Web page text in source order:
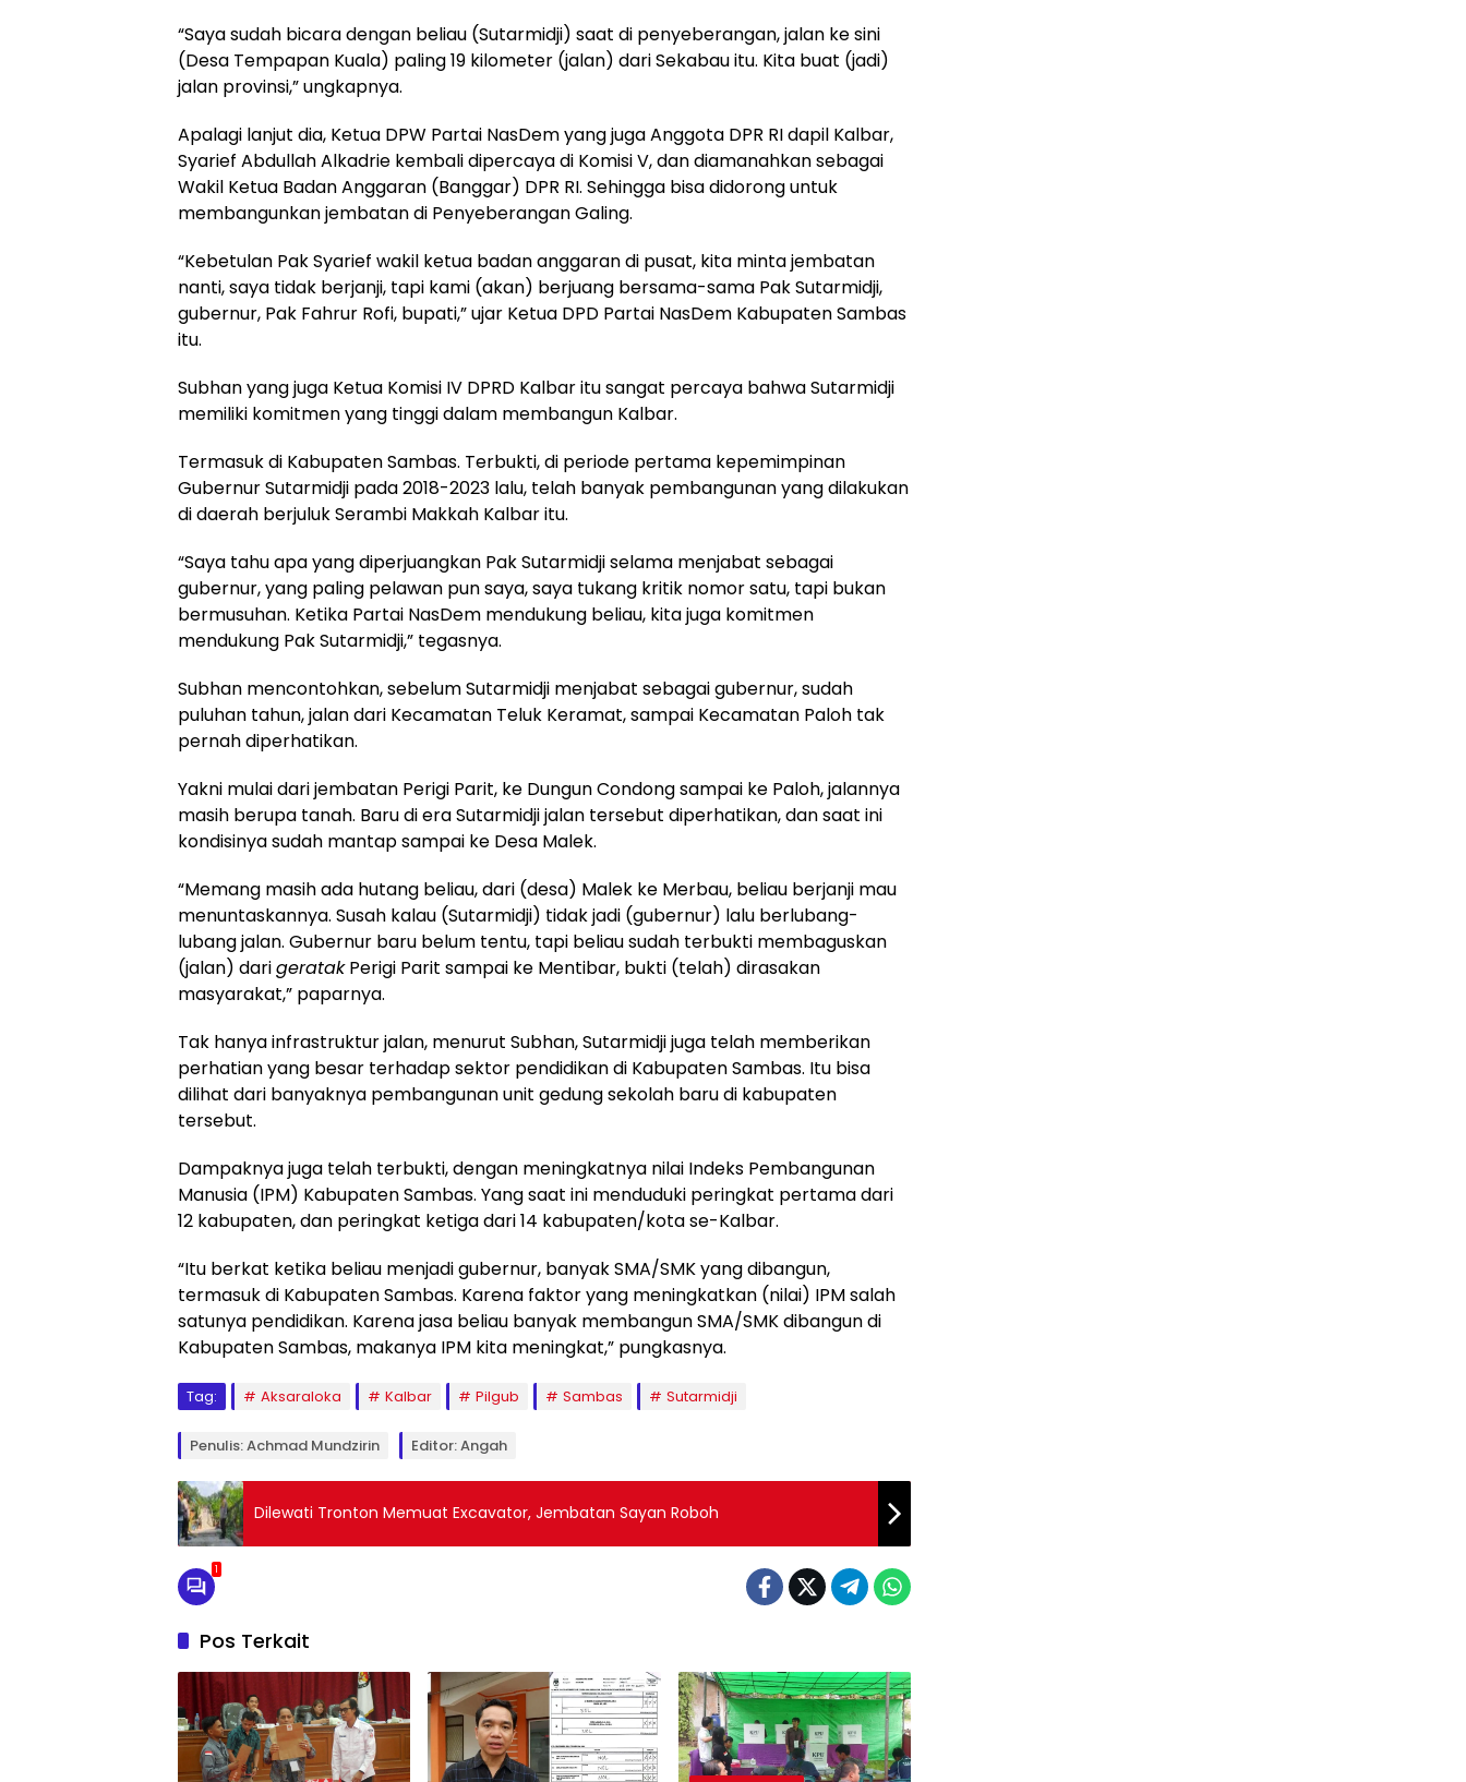
“Saya sudah bicara dengan beliau (Sutarmidji) saat di penyeberangan, jalan ke sini
(Desa Tempapan Kuala) paling 19 kilometer (jalan) dari Sekabau itu. Kita buat (jadi)
jalan provinsi,” ungkapnya.
Apalagi lanjut dia, Ketua DPW Partai NasDem yang juga Anggota DPR RI dapil Kalbar,
Syarief Abdullah Alkadrie kembali dipercaya di Komisi V, dan diamanahkan sebagai
Wakil Ketua Badan Anggaran (Banggar) DPR RI. Sehingga bisa didorong untuk
membangunkan jembatan di Penyeberangan Galing.
“Kebetulan Pak Syarief wakil ketua badan anggaran di pusat, kita minta jembatan
nanti, saya tidak berjanji, tapi kami (akan) berjuang bersama-sama Pak Sutarmidji,
gubernur, Pak Fahrur Rofi, bupati,” ujar Ketua DPD Partai NasDem Kabupaten Sambas
itu.
Subhan yang juga Ketua Komisi IV DPRD Kalbar itu sangat percaya bahwa Sutarmidji
memiliki komitmen yang tinggi dalam membangun Kalbar.
Termasuk di Kabupaten Sambas. Terbukti, di periode pertama kepemimpinan
Gubernur Sutarmidji pada 2018-2023 lalu, telah banyak pembangunan yang dilakukan
di daerah berjuluk Serambi Makkah Kalbar itu.
“Saya tahu apa yang diperjuangkan Pak Sutarmidji selama menjabat sebagai
gubernur, yang paling pelawan pun saya, saya tukang kritik nomor satu, tapi bukan
bermusuhan. Ketika Partai NasDem mendukung beliau, kita juga komitmen
mendukung Pak Sutarmidji,” tegasnya.
Subhan mencontohkan, sebelum Sutarmidji menjabat sebagai gubernur, sudah
puluhan tahun, jalan dari Kecamatan Teluk Keramat, sampai Kecamatan Paloh tak
pernah diperhatikan.
Yakni mulai dari jembatan Perigi Parit, ke Dungun Condong sampai ke Paloh, jalannya
masih berupa tanah. Baru di era Sutarmidji jalan tersebut diperhatikan, dan saat ini
kondisinya sudah mantap sampai ke Desa Malek.
“Memang masih ada hutang beliau, dari (desa) Malek ke Merbau, beliau berjanji mau
menuntaskannya. Susah kalau (Sutarmidji) tidak jadi (gubernur) lalu berlubang-
lubang jalan. Gubernur baru belum tentu, tapi beliau sudah terbukti membaguskan
(jalan) darigeratakPerigi Parit sampai ke Mentibar, bukti (telah) dirasakan
masyarakat,” paparnya.
Tak hanya infrastruktur jalan, menurut Subhan, Sutarmidji juga telah memberikan
perhatian yang besar terhadap sektor pendidikan di Kabupaten Sambas. Itu bisa
dilihat dari banyaknya pembangunan unit gedung sekolah baru di kabupaten
tersebut.
Dampaknya juga telah terbukti, dengan meningkatnya nilai Indeks Pembangunan
Manusia (IPM) Kabupaten Sambas. Yang saat ini menduduki peringkat pertama dari
12 kabupaten, dan peringkat ketiga dari 14 kabupaten/kota se-Kalbar.
“Itu berkat ketika beliau menjadi gubernur, banyak SMA/SMK yang dibangun,
termasuk di Kabupaten Sambas. Karena faktor yang meningkatkan (nilai) IPM salah
satunya pendidikan. Karena jasa beliau banyak membangun SMA/SMK dibangun di
Kabupaten Sambas, makanya IPM kita meningkat,” pungkasnya.
Tag: Aksaraloka Kalbar Pilgub Sambas Sutarmidji
Penulis: Achmad Mundzirin Editor: Angah
Dilewati Tronton Memuat Excavator, Jembatan Sayan Roboh
1
Pos Terkait